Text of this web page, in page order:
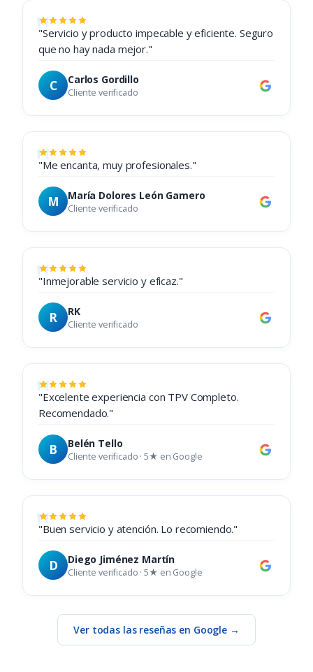
"Servicio y producto impecable y eficiente. Seguro
que no hay nada mejor."
C Carlos Gordillo
Cliente verificado
"Me encanta, muy profesionales."
M María Dolores León Gamero
Cliente verificado
"Inmejorable servicio y eficaz."
R RK
Cliente verificado
"Excelente experiencia con TPV Completo.
Recomendado."
B Belén Tello
Cliente verificado · 5★ en Google
"Buen servicio y atención. Lo recomiendo."
D Diego Jiménez Martín
Cliente verificado · 5★ en Google
Ver todas las reseñas en Google →